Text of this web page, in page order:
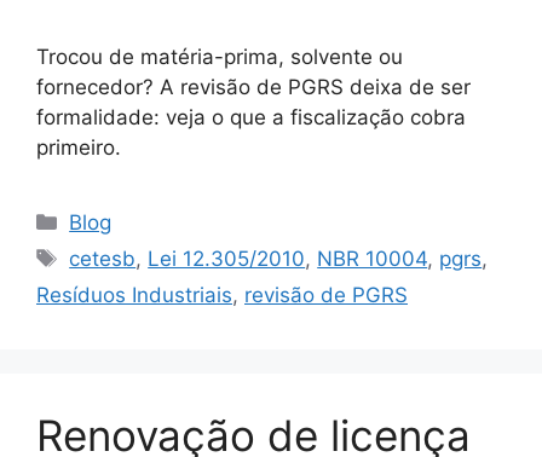
Trocou de matéria-prima, solvente ou
fornecedor? A revisão de PGRS deixa de ser
formalidade: veja o que a fiscalização cobra
primeiro.
Blog
cetesb, Lei 12.305/2010, NBR 10004, pgrs,
Resíduos Industriais, revisão de PGRS
Renovação de licença